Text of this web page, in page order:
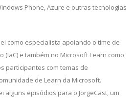
Phone, Azure e outras tecnologias
como especialista apoiando o time de
(IaC) e também no Microsoft Learn como
participantes com temas de
de Learn da Microsoft.
alguns episódios para o JorgeCast, um